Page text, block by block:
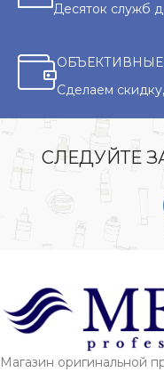
Десяток служб
Сделаем
СЛЕДУЙТЕ
Магазин оригинальной